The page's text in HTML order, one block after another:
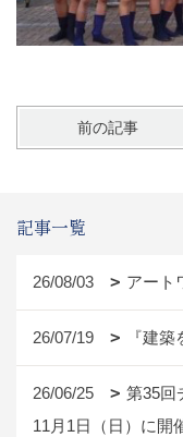
前の記事
記事一覧
26/08/03 アート
26/07/19 『建築
26/06/25
第35回
11月1日（日）に開